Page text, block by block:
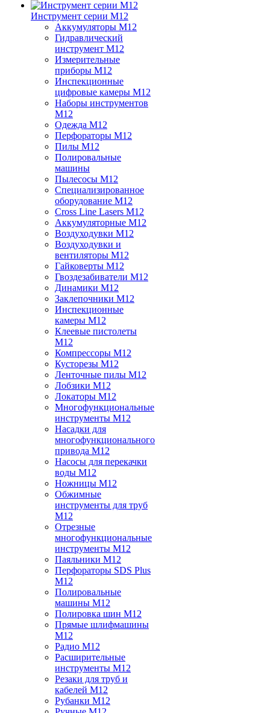
Инструмент серии M12
Аккумуляторы M12
Гидравлический
инструмент M12
Измерительные
приборы M12
Инспекционные
цифровые камеры M12
Наборы инструментов
M12
Одежда M12
Перфораторы M12
Пилы M12
Полировальные
машины
Пылесосы M12
Специализированное
оборудование M12
Cross Line Lasers M12
Аккумуляторные M12
Воздуходувки M12
Воздуходувки и
вентиляторы M12
Гайковерты M12
Гвоздезабиватели M12
Динамики M12
Заклепочники M12
Инспекционные
камеры M12
Клеевые пистолеты
M12
Компрессоры M12
Кусторезы M12
Ленточные пилы M12
Лобзики M12
Локаторы M12
Многофункциональные
инструменты M12
Насадки для
многофункционального
привода M12
Насосы для перекачки
воды M12
Ножницы M12
Обжимные
инструменты для труб
M12
Отрезные
многофункциональные
инструменты M12
Паяльники M12
Перфораторы SDS Plus
M12
Полировальные
машины M12
Полировка шин M12
Прямые шлифмашины
M12
Радио M12
Расширительные
инструменты M12
Резаки для труб и
кабелей M12
Рубанки M12